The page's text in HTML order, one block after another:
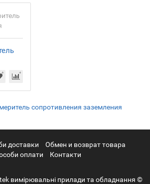
сопротивления заземления
доставки
Обмен и возврат товара
оплати
Контакти
вимірювальні прилади та обладнання ©